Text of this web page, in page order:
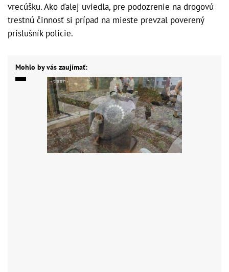
vrecúšku. Ako ďalej uviedla, pre podozrenie na drogovú
trestnú činnosť si prípad na mieste prevzal poverený
príslušník polície.
Mohlo by vás zaujímať: